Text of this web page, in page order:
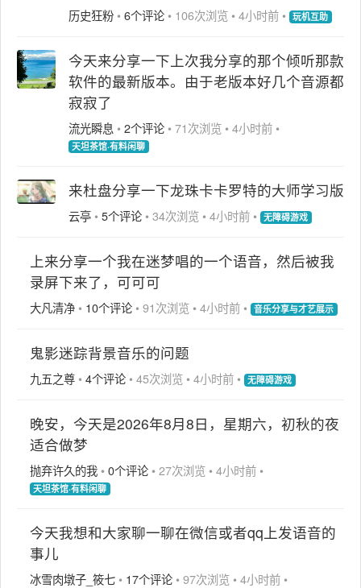
历史狂粉 •6个评论 • 106次浏览 •4小时前 • 玩机互助
今天来分享一下上次我分享的那个倾听那款
软件的最新版本。由于老版本好几个音源都
寂寂了
流光瞬息 •2个评论 •71次浏览 •4小时前 •
天坦茶馆·有料闲聊
来杜盘分享一下龙珠卡卡罗特的大师学习版
云亭 •5个评论 •34次浏览 •4小时前 • 无障碍游戏
上来分享一个我在迷梦唱的一个语音，然后被我
录屏下来了，可可可
大凡清净 • 10个评论 •91次浏览 •4小时前 • 音乐分享与才艺展示
鬼影迷踪背景音乐的问题
九五之尊 •4个评论 •45次浏览 •4小时前 • 无障碍游戏
晚安，今天是2026年8月8日，星期六，初秋的夜
适合做梦
抛弃许久的我 •0个评论 •27次浏览 •4小时前 •
天坦茶馆·有料闲聊
今天我想和大家聊一聊在微信或者qq上发语音的
事儿
冰雪肉墩子_筱七 • 17个评论 •97次浏览 •4小时前 •